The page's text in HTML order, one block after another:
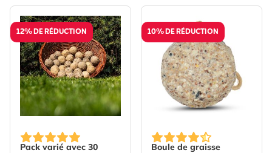
12% DE RÉDUCTION
Pack varié avec 30
The price depends on the options chosen on the
10% DE RÉDUCTION
Boule de graisse